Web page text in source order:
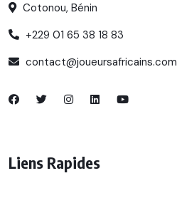
Cotonou, Bénin
+229 01 65 38 18 83
contact@joueursafricains.com
Liens Rapides